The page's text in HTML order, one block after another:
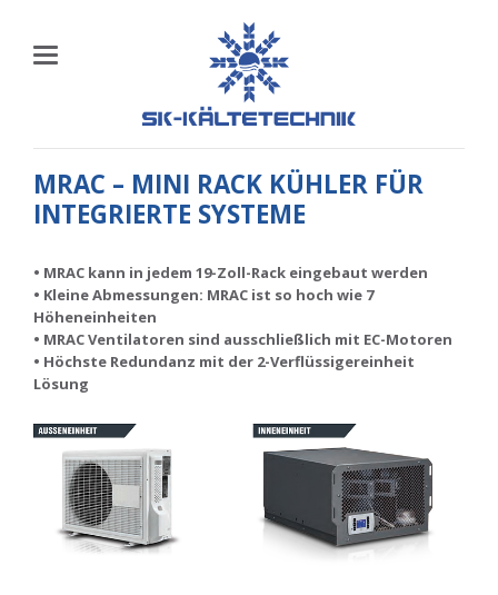
MRAC – MINI RACK KÜHLER FÜR
INTEGRIERTE SYSTEME
• MRAC kann in jedem 19-Zoll-Rack eingebaut werden
• Kleine Abmessungen: MRAC ist so hoch wie 7
Höheneinheiten
• MRAC Ventilatoren sind ausschließlich mit EC-Motoren
• Höchste Redundanz mit der 2-Verflüssigereinheit
Lösung